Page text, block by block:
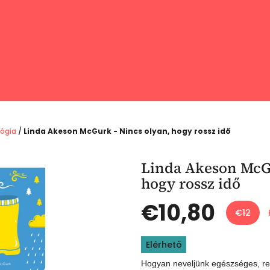
/ Linda Akeson McGurk - Nincs olyan, hogy rossz idő
Linda Akeson
hogy rossz idő
€10,80 €12
Egységár:
Elérhető
Hogyan neveljünk egészséges,